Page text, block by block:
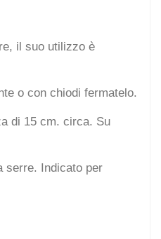
il suo utilizzo è
o con chiodi fermatelo.
di 15 cm. circa. Su
serre. Indicato per